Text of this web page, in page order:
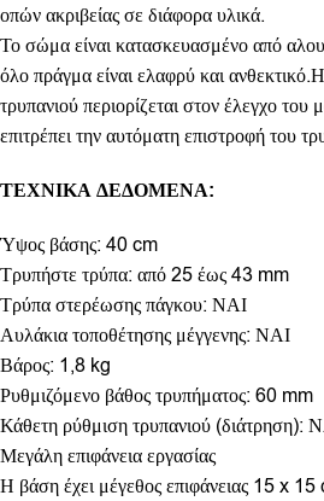
οπών ακριβείας σε διάφορα υλικά.
Το σώμα είναι κατασκευασμένο από
όλο πράγμα είναι ελαφρύ και
τρυπανιού περιορίζεται στον έλεγχο
επιτρέπει την αυτόματη επιστροφή του
ΤΕΧΝΙΚΑ ΔΕΔΟΜΕΝΑ:
Ύψος βάσης: 40 cm
Τρυπήστε τρύπα: από 25 έως 43 mm
Τρύπα στερέωσης πάγκου: ΝΑΙ
Αυλάκια τοποθέτησης μέγγενης: ΝΑΙ
Βάρος: 1,8 kg
Ρυθμιζόμενο βάθος τρυπήματος: 60 mm
Κάθετη ρύθμιση τρυπανιού (διάτρηση):
Μεγάλη επιφάνεια εργασίας
Η βάση έχει μέγεθος επιφάνειας 15 x